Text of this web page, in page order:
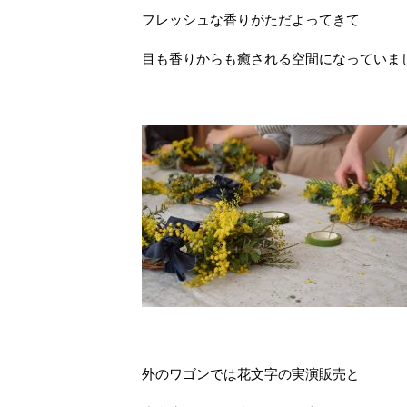
フレッシュな香りがただよってきて
目も香りからも癒される空間になっていま
外のワゴンでは花文字の実演販売と